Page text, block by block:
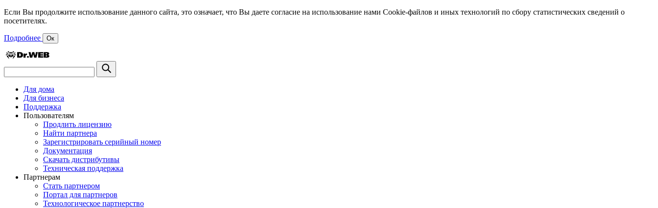
Если Вы продолжите использование данного сайта, это означает, что Вы даете согласие на использование нами Cookie-файлов и иных технологий по сбору статистических сведений о
посетителях.
Подробнее Ок
Для дома
Для бизнеса
Поддержка
Пользователям
Продлить лицензию
Найти партнера
Зарегистрировать серийный номер
Документация
Скачать дистрибутивы
Техническая поддержка
Партнерам
Стать партнером
Портал для партнеров
Технологическое партнерство